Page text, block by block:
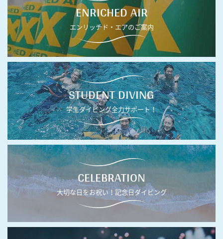
ENRICHED AIR
エンリッチド・エアのご案内
STUDENT DIVING
学生ダイビング全力サポート！
CELEBRATION
大切な日をお祝い！記念日ダイビング